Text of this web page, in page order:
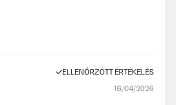
ELLENŐRZÖTT ÉRTÉKELÉS
16/04/2026